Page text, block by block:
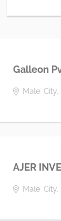
Galleon
Male'
AJER
Male' City,